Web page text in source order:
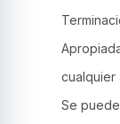
cualquier
Se